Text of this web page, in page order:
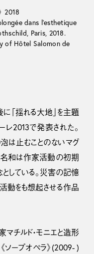
2018
dans l’esthetique
Paris, 2018.
of Hôtel Salomon de
「揺れる大地」を主題
レ2013で発表された。
泡は止むことのないマグ
名和は作家活動の初期
している。災害の記憶
動をも想起させる作品
マチルド・モニエと造形
ソープオペラ》(2009- )